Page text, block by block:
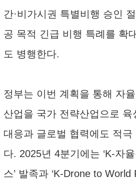
간·비가시권 특별비행 승인
공 목적 긴급 비행 특례를 확
도 병행한다.
정부는 이번 계획을 통해 자
산업을 국가 전략산업으로
대응과 글로벌 협력에도 적극
다. 2025년 4분기에는 ‘K-자
스’ 발족과 ‘K-Drone to World